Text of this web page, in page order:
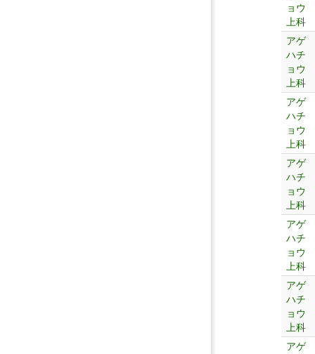
ョウ
上科
アゲ
ハチ
ョウ
上科
アゲ
ハチ
ョウ
上科
アゲ
ハチ
ョウ
上科
アゲ
ハチ
ョウ
上科
アゲ
ハチ
ョウ
上科
アゲ